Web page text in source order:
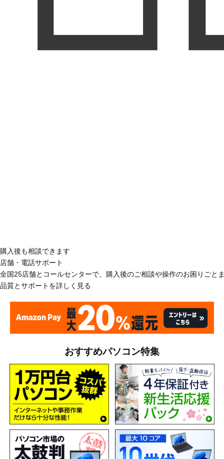
購入後も相談できます
店舗・電話サポート
全国25店舗とコールセンターで、購入後のご相談や操作のお困りごと
品質とサポートを詳しく見る
おすすめパソコン特集